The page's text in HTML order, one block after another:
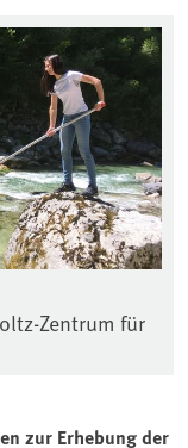
Zentrum für
zur Erhebung der